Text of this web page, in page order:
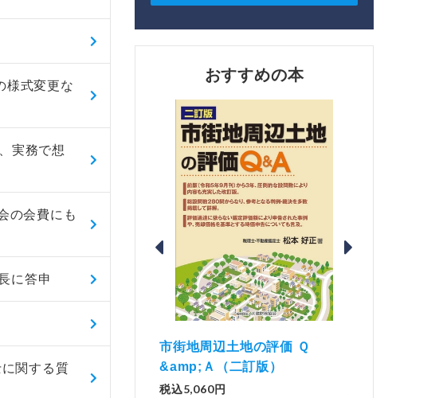
様式変更な
実務で想
の会費にも
に答申
関する質
おすすめの本
周辺土地の評価 Ｑ
Ａ（二訂版）
解説とQ&amp;Aでわかる 電子
帳簿等保存制度の実務（改訂
版）